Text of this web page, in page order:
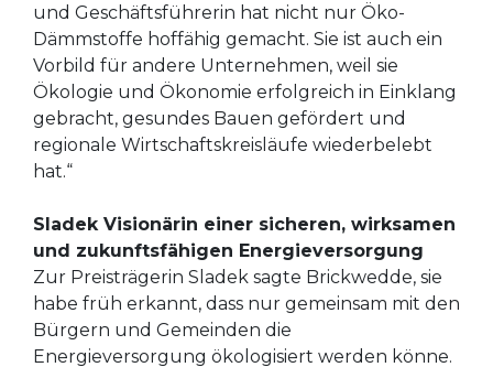
und Geschäftsführerin hat nicht nur Öko-
Dämmstoffe hoffähig gemacht. Sie ist auch ein
Vorbild für andere Unternehmen, weil sie
Ökologie und Ökonomie erfolgreich in Einklang
gebracht, gesundes Bauen gefördert und
regionale Wirtschaftskreisläufe wiederbelebt
hat.“
Sladek Visionärin einer sicheren, wirksamen
und zukunftsfähigen Energieversorgung
Zur Preisträgerin Sladek sagte Brickwedde, sie
habe früh erkannt, dass nur gemeinsam mit den
Bürgern und Gemeinden die
Energieversorgung ökologisiert werden könne.